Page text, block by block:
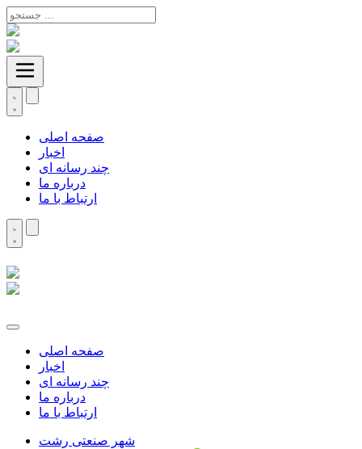
صفحه اصلی
اخبار
چند رسانه ای
درباره ما
ارتباط با ما
صفحه اصلی
اخبار
چند رسانه ای
درباره ما
ارتباط با ما
شهر صنعتی رشت